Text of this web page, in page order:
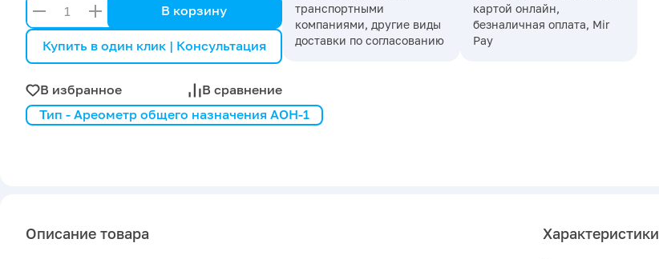
В корзину
Купить в один клик | Консультация
В избранное В сравнение
транспортными
компаниями, другие виды
доставки по согласованию
картой онлайн,
безналичная оплата, Mir
Pay
Тип - Ареометр общего назначения АОН-1
Описание товара Характеристики